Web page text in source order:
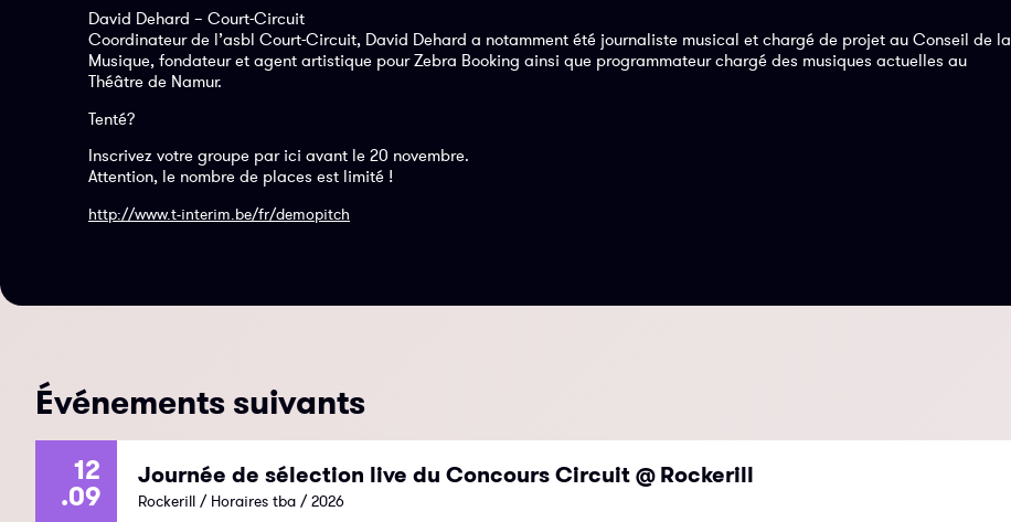
David Dehard – Court-Circuit
Coordinateur de l’asbl Court-Circuit, David Dehard a notamment été journaliste musical et chargé de projet au Conseil de la
Musique, fondateur et agent artistique pour Zebra Booking ainsi que programmateur chargé des musiques actuelles au
Théâtre de Namur.
Tenté?
Inscrivez votre groupe par ici avant le 20 novembre.
Attention, le nombre de places est limité !
http://www.t-interim.be/fr/demopitch
Événements suivants
12
.09
Journée de sélection live du Concours Circuit @ Rockerill
Rockerill / Horaires tba / 2026